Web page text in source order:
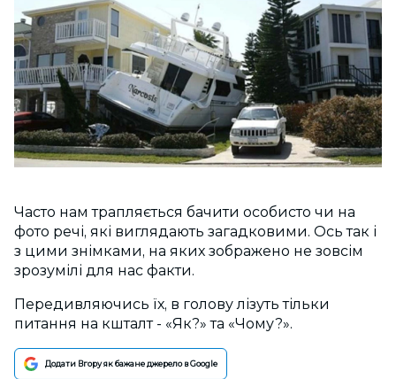
Часто нам трапляється бачити особисто чи на
фото речі, які виглядають загадковими. Ось так і
з цими знімками, на яких зображено не зовсім
зрозумілі для нас факти.
Передивляючись їх, в голову лізуть тільки
питання на кшталт - «Як?» та «Чому?».
Додати Вгору як бажане джерело в Google